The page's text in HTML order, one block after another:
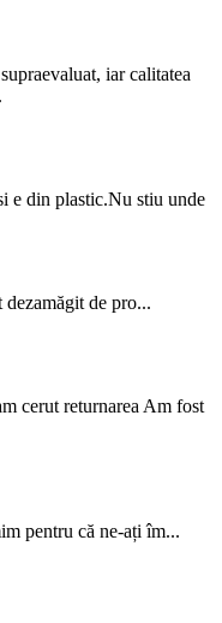
iar calitatea
e din plastic.Nu stiu unde
dezamăgit de pro...
cerut returnarea Am fost
pentru că ne-ați îm...